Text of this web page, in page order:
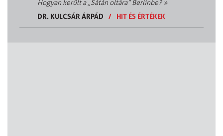
Hogyan került a „Sátán oltára” Berlinbe?»
DR. KULCSÁR ÁRPÁD
/ HIT ÉS ÉRTÉKEK